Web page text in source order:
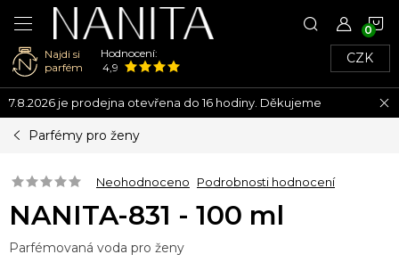
Přejít
na
obsah
Najdi si
parfém
Hodnocení:
4,9
CZK
7.8.2026 je prodejna otevřena do 16 hodiny. Děkujeme
Parfémy pro ženy
Neohodnoceno Podrobnosti hodnocení
NANITA-831 - 100 ml
Parfémovaná voda pro ženy